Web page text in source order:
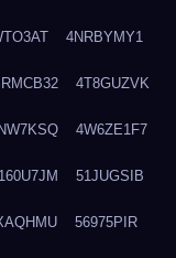
4NRBYMY1
4T8GUZVK
4W6ZE1F7
51JUGSIB
56975PIR